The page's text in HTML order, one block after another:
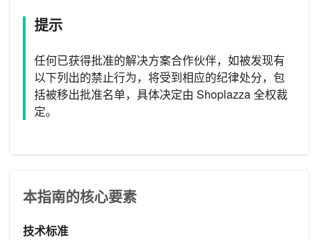
提示
任何已获得批准的解决方案合作伙伴，如被发现有
以下列出的禁止行为，将受到相应的纪律处分，包
括被移出批准名单，具体决定由 Shoplazza 全权裁
定。
本指南的核心要素
技术标准